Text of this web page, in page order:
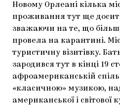
Новому Орлеані кілька
проживання тут ще
зважаючи на те, що
провела на карантині.
туристичну візитівку.
зародився тут в кінці 19
афроамериканській
«класичною» музикою,
американської і світової